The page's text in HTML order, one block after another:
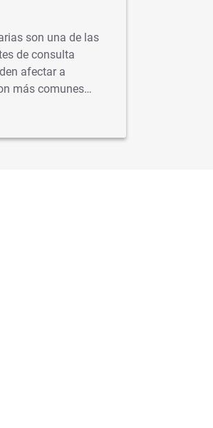
son una de las
de consulta
afectar a
más comunes…